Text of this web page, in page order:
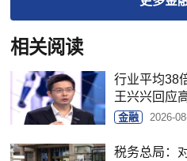
相关阅读
行业平均38
王兴兴回应
金融 2026-
税务总局：